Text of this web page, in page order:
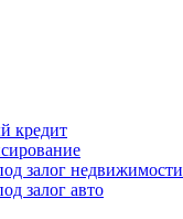
кредит
залог недвижимости
залог авто